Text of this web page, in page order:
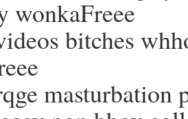
wonkaFreee
bitches
masturbation